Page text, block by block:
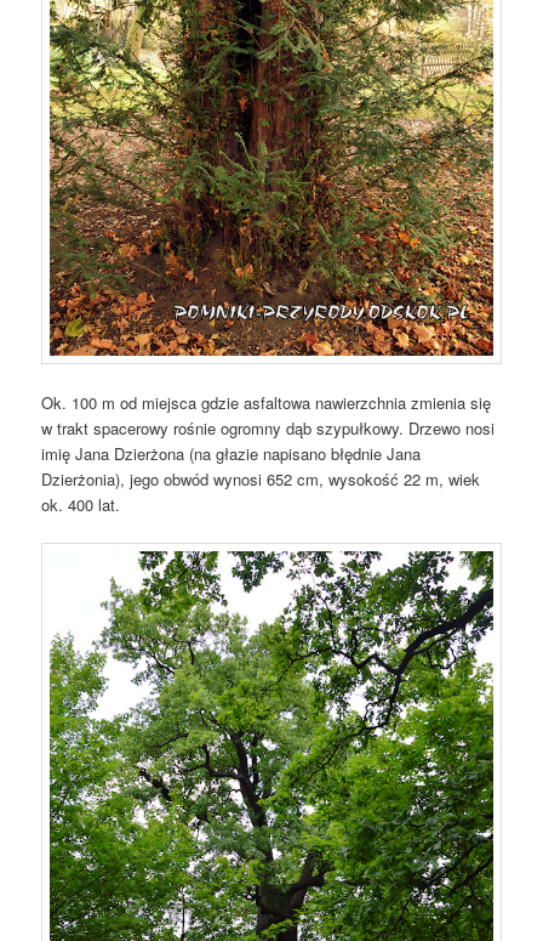
Ok. 100 m od miejsca gdzie asfaltowa nawierzchnia zmienia się
w trakt spacerowy rośnie ogromny dąb szypułkowy. Drzewo nosi
imię Jana Dzierżona (na głazie napisano błędnie Jana
Dzierżonia), jego obwód wynosi 652 cm, wysokość 22 m, wiek
ok. 400 lat.